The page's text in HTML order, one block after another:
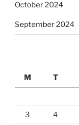
October 2024
September 2024
M
T
3 4